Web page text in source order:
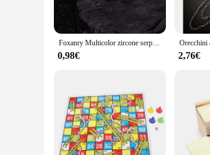
Foxanry Multicolor zircone serpente anello con polsino geometrico per le donne coppie Vintage Trendy personalità creativa regali di gioielli di compleanno
0,98€ 2,76€